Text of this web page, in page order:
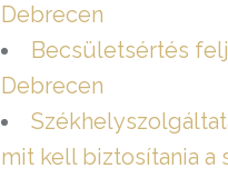
Debrecen
Becsületsértés
Debrecen
mit kell biztosítania a